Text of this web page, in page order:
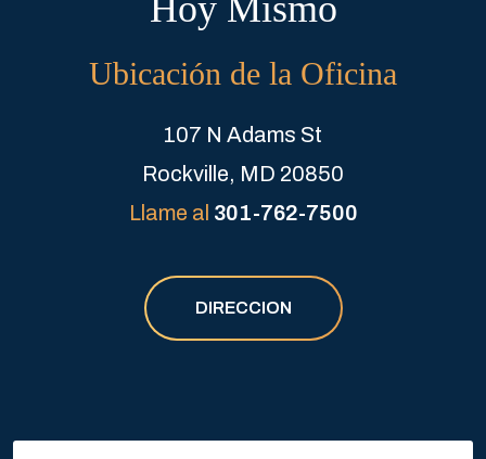
Ubicación de la Oficina
107 N Adams St
Rockville, MD 20850
Llame al 301-762-7500
DIRECCION